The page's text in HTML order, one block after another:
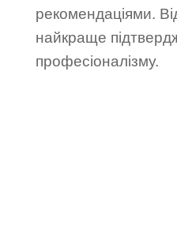
рекомендаціями.
найкраще
професіоналізму.